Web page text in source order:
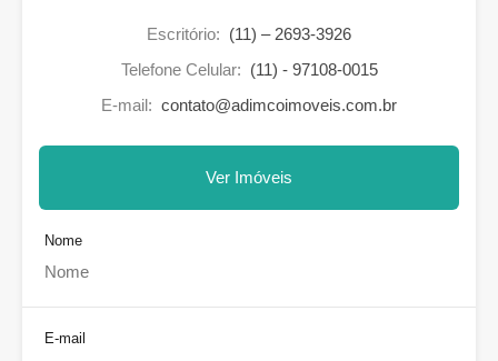
Escritório: (11) – 2693-3926
Telefone Celular: (11) - 97108-0015
E-mail: contato@adimcoimoveis.com.br
Ver Imóveis
Nome
E-mail